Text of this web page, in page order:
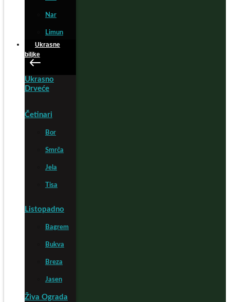
Nar
Limun
Ukrasne
biljke
Ukrasno
Drveće
Četinari
Bor
Smrča
Jela
Tisa
Listopadno
Bagrem
Bukva
Breza
Jasen
Živa Ograda